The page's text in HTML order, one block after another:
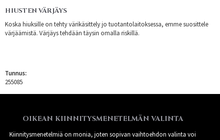
HIUSTEN VÄRJÄYS
Koska hiuksille on tehty värikäsittely jo tuotantolaitoksessa, emme suosittele
värjäämistä. Värjäys tehdään täysin omalla riskillä.
Tunnus:
255085
OIKEAN KIINNITYSMENETELMÄN VALINTA
Kiinnitysmenetelmiä on monia, joten sopivan vaihtoehdon valinta voi